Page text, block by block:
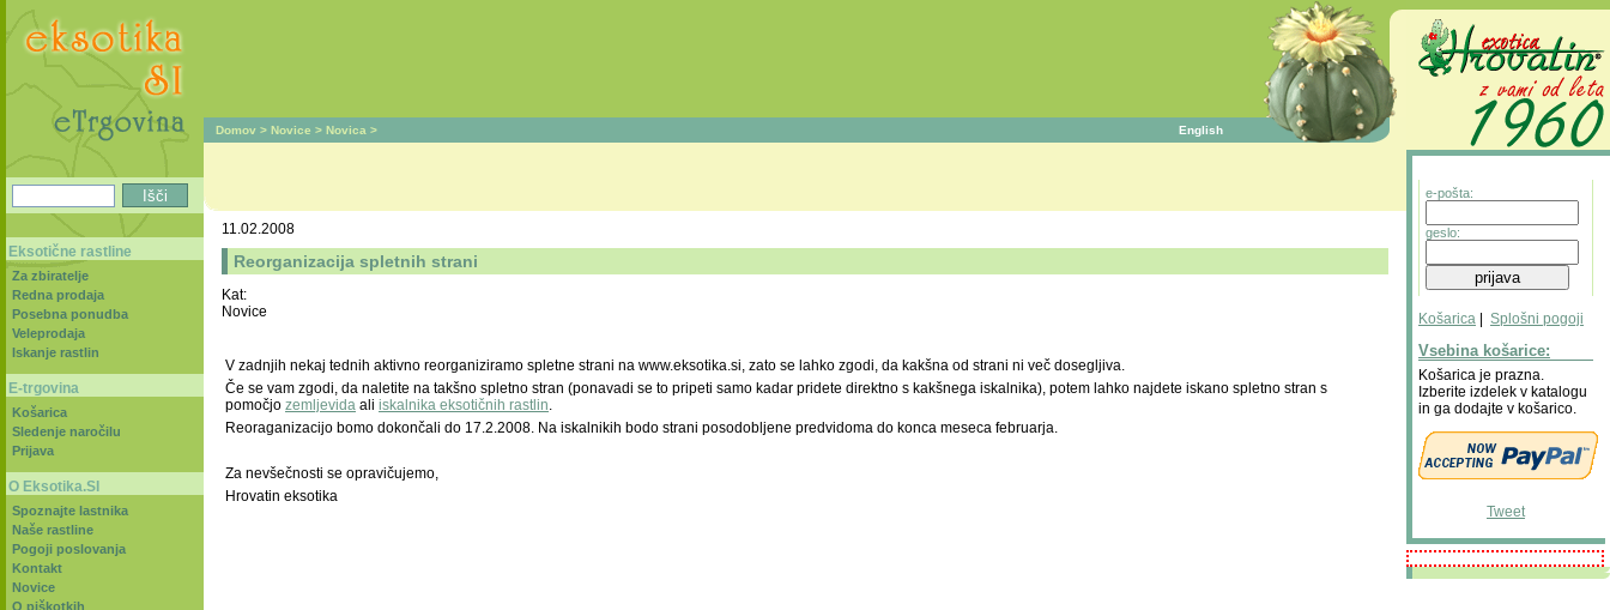
Domov > Novice > Novica > English
11.02.2008
Reorganizacija spletnih strani
Kat:
Novice
V zadnjih nekaj tednih aktivno reorganiziramo spletne strani na www.eksotika.si, zato se lahko zgodi, da kakšna od strani ni več dosegljiva.
Če se vam zgodi, da naletite na takšno spletno stran (ponavadi se to pripeti samo kadar pridete direktno s kakšnega iskalnika), potem lahko najdete iskano spletno stran s
pomočjo zemljevida ali iskalnika eksotičnih rastlin.
Reoraganizacijo bomo dokončali do 17.2.2008. Na iskalnikih bodo strani posodobljene predvidoma do konca meseca februarja.
Za nevšečnosti se opravičujemo,
Hrovatin eksotika
e-pošta:
geslo:
Košarica Splošni pogoji
Vsebina košarice:
Košarica je prazna.
Izberite izdelek v katalogu
in ga dodajte v košarico.
Tweet
Eksotične rastline
Za zbiratelje
Redna prodaja
Posebna ponudba
Veleprodaja
Iskanje rastlin
E-trgovina
Košarica
Sledenje naročilu
Prijava
O Eksotika.SI
Spoznajte lastnika
Naše rastline
Pogoji poslovanja
Kontakt
Novice
O piškotkih